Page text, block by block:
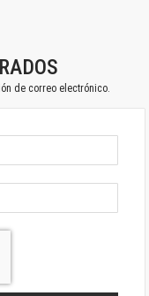
de correo electrónico.